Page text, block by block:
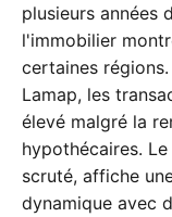
plusieurs années
l'immobilier
certaines
Lamap, les
élevé malgré la
hypothécaires.
scruté, affiche
dynamique avec